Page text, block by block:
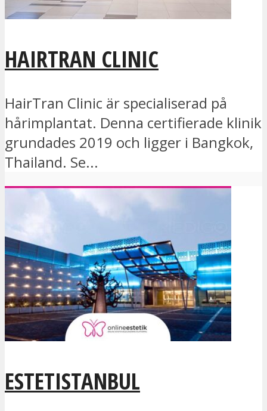
HAIRTRAN CLINIC
HairTran Clinic är specialiserad på
hårimplantat. Denna certifierade klinik
grundades 2019 och ligger i Bangkok,
Thailand. Se...
ESTETISTANBUL